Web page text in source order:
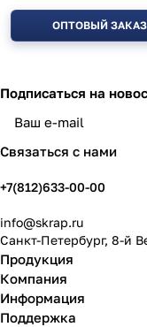
ОПТОВЫЙ ЗАКАЗ
Подписаться на
Связаться с нами
+7(812)633-00-00
info@skrap.ru
Санкт-Петербург, 8-й
Продукция
Компания
Информация
Поддержка